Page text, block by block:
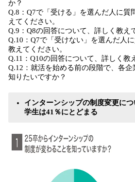
か？
Q.8：Q7で「受ける」を選んだ人に質
えてください。
Q.9：Q8の回答について、詳しく教え
Q.10：Q7で「受けない」を選んだ人
教えてください。
Q.11：Q10の回答について、詳しく教
Q.12：就活を始める前の段階で、各
知りたいですか？
インターンシップの制度変更につ
学生は41％にとどまる